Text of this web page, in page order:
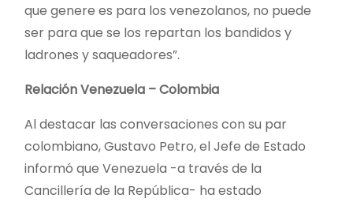
que genere es para los venezolanos, no puede
ser para que se los repartan los bandidos y
ladrones y saqueadores”.
Relación Venezuela – Colombia
Al destacar las conversaciones con su par
colombiano, Gustavo Petro, el Jefe de Estado
informó que Venezuela -a través de la
Cancillería de la República- ha estado